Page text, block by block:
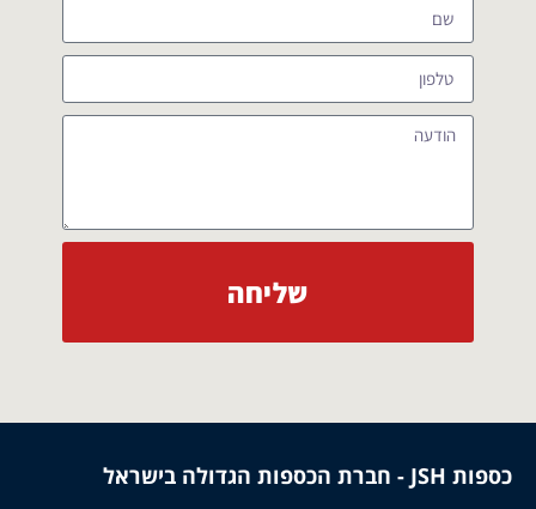
שליחה
כספות JSH - חברת הכספות הגדולה בישראל